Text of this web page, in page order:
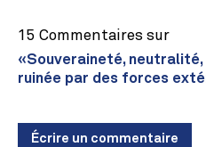
15 Commentaires sur
«Souveraineté,
ruinée par des forces
Écrire un commentaire